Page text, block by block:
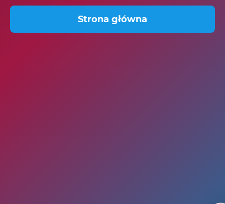
Strona główna